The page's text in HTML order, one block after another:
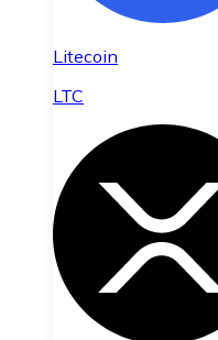
Litecoin
LTC